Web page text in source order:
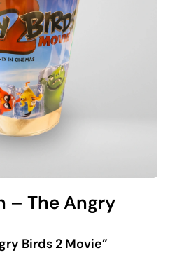
– The Angry
Birds 2 Movie”